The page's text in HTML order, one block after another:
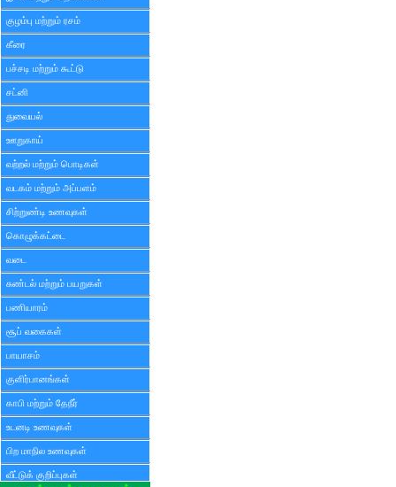
குழம்பு மற்றும் ரசம்
கீரை
பச்சடி மற்றும் கூட்டு
சட்னி
துவையல்
ஊறுகாய்
வற்றல் மற்றும் பொடிகள்
வடகம் மற்றும் அப்பளம்
சிற்றுண்டி உணவுகள்
கொழுக்கட்டை
வடை
சுண்டல் மற்றும் பயறுகள்
பணியாரம்
சூப் வகைகள்
பாயாசம்
குளிர்பானங்கள்
காபி மற்றும் தேநீர்
உடனடி உணவுகள்
பிற மாநில உணவுகள்
வீட்டுக் குறிப்புகள்